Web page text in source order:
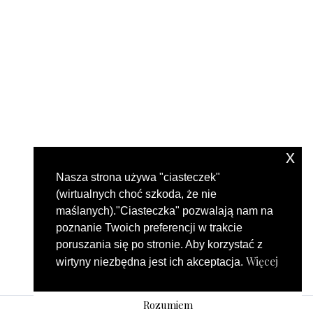
Nasza strona używa "ciasteczek"
(wirtualnych choć szkoda, że nie
maślanych)."Ciasteczka" pozwalają nam na
poznanie Twoich preferencji w trakcie
poruszania się po stronie. Aby korzystać z
wirtyny niezbędna jest ich akceptacja. Więcej
Rozumiem
x